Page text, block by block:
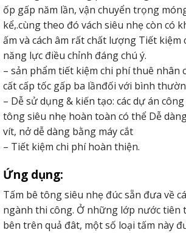
ốp gấp năm lần, vận chuyển trọng
kể,.cùng theo đó vách siêu nhẹ còn có
ấm và cách âm rất chất lượng Tiết kiệm
năng lực điều chỉnh đáng chú ý.
– sản phẩm tiết kiệm chi phí thuê nhân
cất cấp tốc gấp ba lầnđối với bình
– Dễ sử dụng & kiến tạo: các dự án
tông siêu nhẹ hoàn toàn có thể Dễ
vít, nở dễ dàng bằng máy cắt
– Tiết kiệm chi phí hoàn thiện.
Ứng dụng:
Tấm bê tông siêu nhẹ đúc sẵn đưa về
ngành thi công. Ở những lớp nước tiên
bên trên quả đât, một số loại tấm này